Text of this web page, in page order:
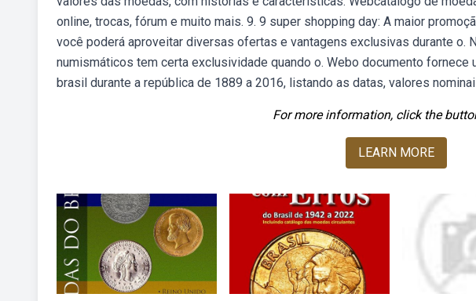
online, trocas, fórum e muito mais. 9. 9 super shopping day: A maior
você poderá aproveitar diversas ofertas e vantagens exclusivas durante o.
numismáticos tem certa exclusividade quando o. Webo documento
brasil durante a república de 1889 a 2016, listando as datas, valores
For more information, click the
LEARN MORE